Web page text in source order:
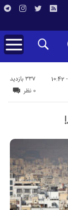
337 بازدید
0 نظر